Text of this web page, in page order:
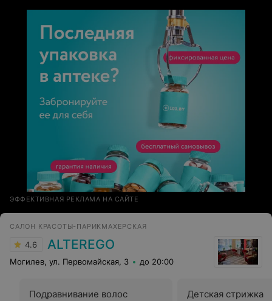
ЭФФЕКТИВНАЯ РЕКЛАМА НА САЙТЕ
САЛОН КРАСОТЫ-ПАРИКМАХЕРСКАЯ
4.6 ALTEREGO
Могилев, ул. Первомайская, 3 до 20:00
Подравнивание волос Детская стрижка